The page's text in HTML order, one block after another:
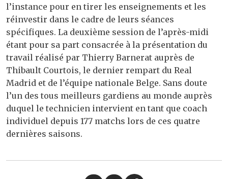
l’instance pour en tirer les enseignements et les
réinvestir dans le cadre de leurs séances
spécifiques. La deuxième session de l’après-midi
étant pour sa part consacrée à la présentation du
travail réalisé par Thierry Barnerat auprès de
Thibault Courtois, le dernier rempart du Real
Madrid et de l’équipe nationale Belge. Sans doute
l’un des tous meilleurs gardiens au monde auprès
duquel le technicien intervient en tant que coach
individuel depuis 177 matchs lors de ces quatre
dernières saisons.